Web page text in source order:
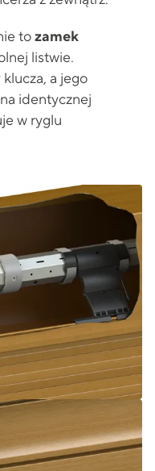
tozamek
listwie.
a jego
identycznej
w ryglu